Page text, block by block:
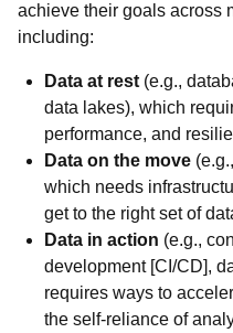
achieve their goals across
including:
Data at rest (e.g.,
data lakes), which
performance, and
Data on the move
which needs
get to the right set of
Data in action (e.g.,
development [CI/CD],
requires ways to
the self-reliance of